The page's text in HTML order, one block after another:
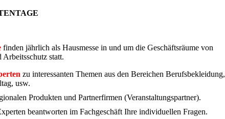
finden jährlich als Hausmesse in und um die Geschäftsräume von
statt.
zu interessanten Themen aus den Bereichen Berufsbekleidung,
usw.
Produkten und Partnerfirmen (Veranstaltungspartner).
beantworten im Fachgeschäft Ihre individuellen Fragen.